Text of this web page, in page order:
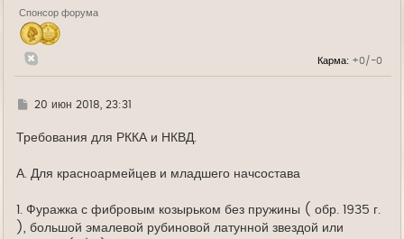
Спонсор форума
Карма: +0/-0
Г20 июн 2018, 23:31
Требования для РККА и НКВД.
А. Для красноармейцев и младшего начсостава
1. Фуражка с фибровым козырьком без пружины ( обр. 1935 г.
), большой эмалевой рубиновой латунной звездой или